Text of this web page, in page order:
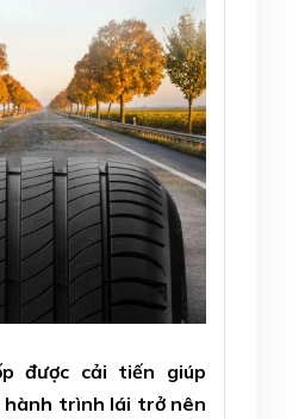
được cải tiến giúp
hành trình lái trở nên